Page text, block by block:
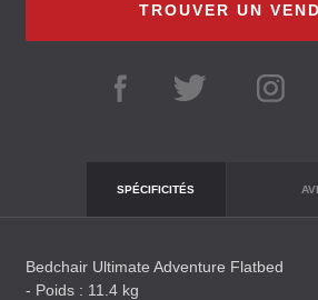
TROUVER UN
SPÉCIFICITÉS
Bedchair Ultimate Adventure Flatbed
- Poids : 11.4 kg